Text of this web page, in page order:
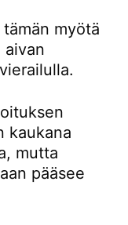
myötä
aivan
kaukana
mutta
pääsee